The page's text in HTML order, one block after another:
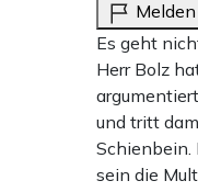
Melden
Es geht
Herr Bolz
und tritt
Schienbein.
sein die